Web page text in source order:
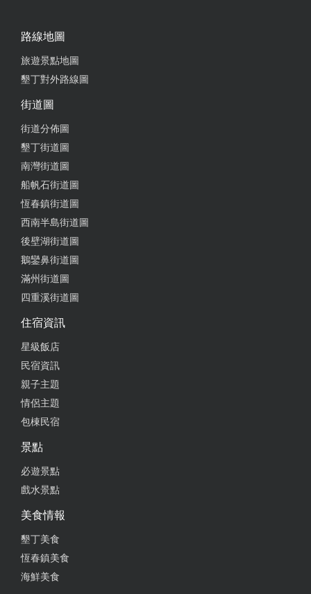
路線地圖
旅遊景點地圖
墾丁對外路線圖
街道圖
街道分佈圖
墾丁街道圖
南灣街道圖
船帆石街道圖
恆春鎮街道圖
西南半島街道圖
後壁湖街道圖
鵝鑾鼻街道圖
滿州街道圖
四重溪街道圖
住宿資訊
星級飯店
民宿資訊
親子主題
情侶主題
包棟民宿
景點
必遊景點
戲水景點
美食情報
墾丁美食
恆春鎮美食
海鮮美食